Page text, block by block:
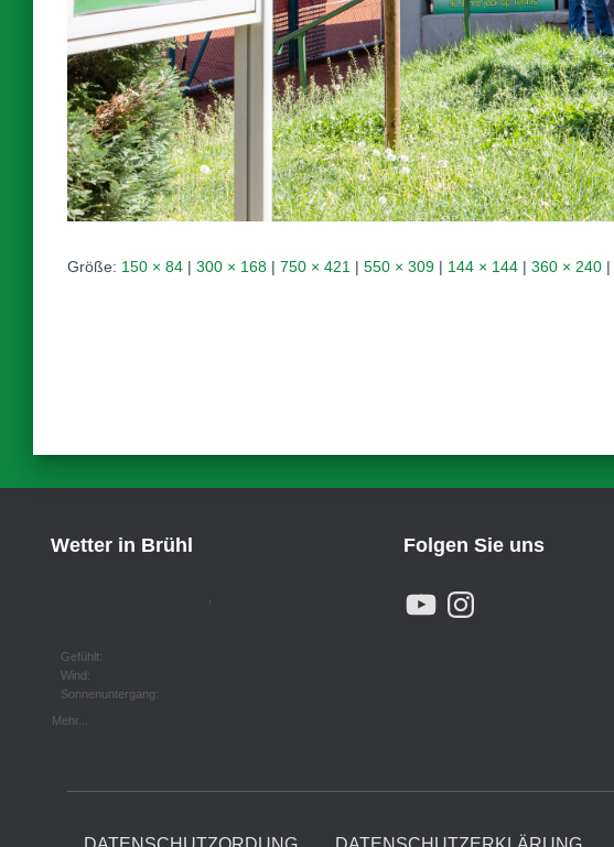
Größe: 150 × 84 | 300 × 168 | 750 × 421 | 550 × 309 | 144 × 144 | 360 × 240 |
Wetter in Brühl
Gefühlt:
Wind:
Sonnenuntergang:
Mehr...
Folgen Sie uns
Y
O
N